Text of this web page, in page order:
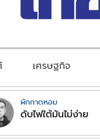
เศรษฐกิจ
ผักกาดหอม
ดับไฟใต้มันไม่ง่าย